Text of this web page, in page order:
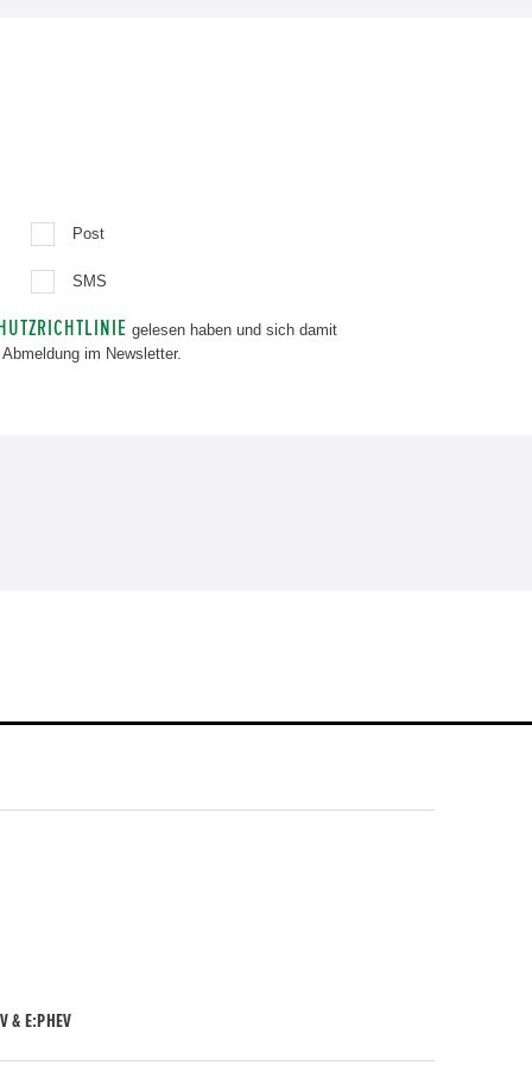
Post
SMS
gelesen haben und sich damit
im Newsletter.
& E:PHEV